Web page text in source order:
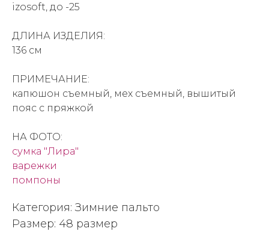
izosoft, до -25
ДЛИНА ИЗДЕЛИЯ:
136 см
ПРИМЕЧАНИЕ:
капюшон съемный, мех съемный, вышитый
пояс с пряжкой
НА ФОТО:
сумка "Лира"
варежки
помпоны
Категория: Зимние пальто
Размер: 48 размер